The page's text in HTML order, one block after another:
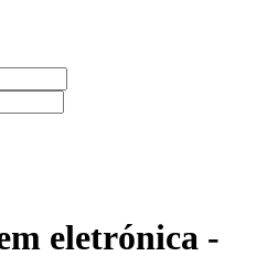
eletrónica -